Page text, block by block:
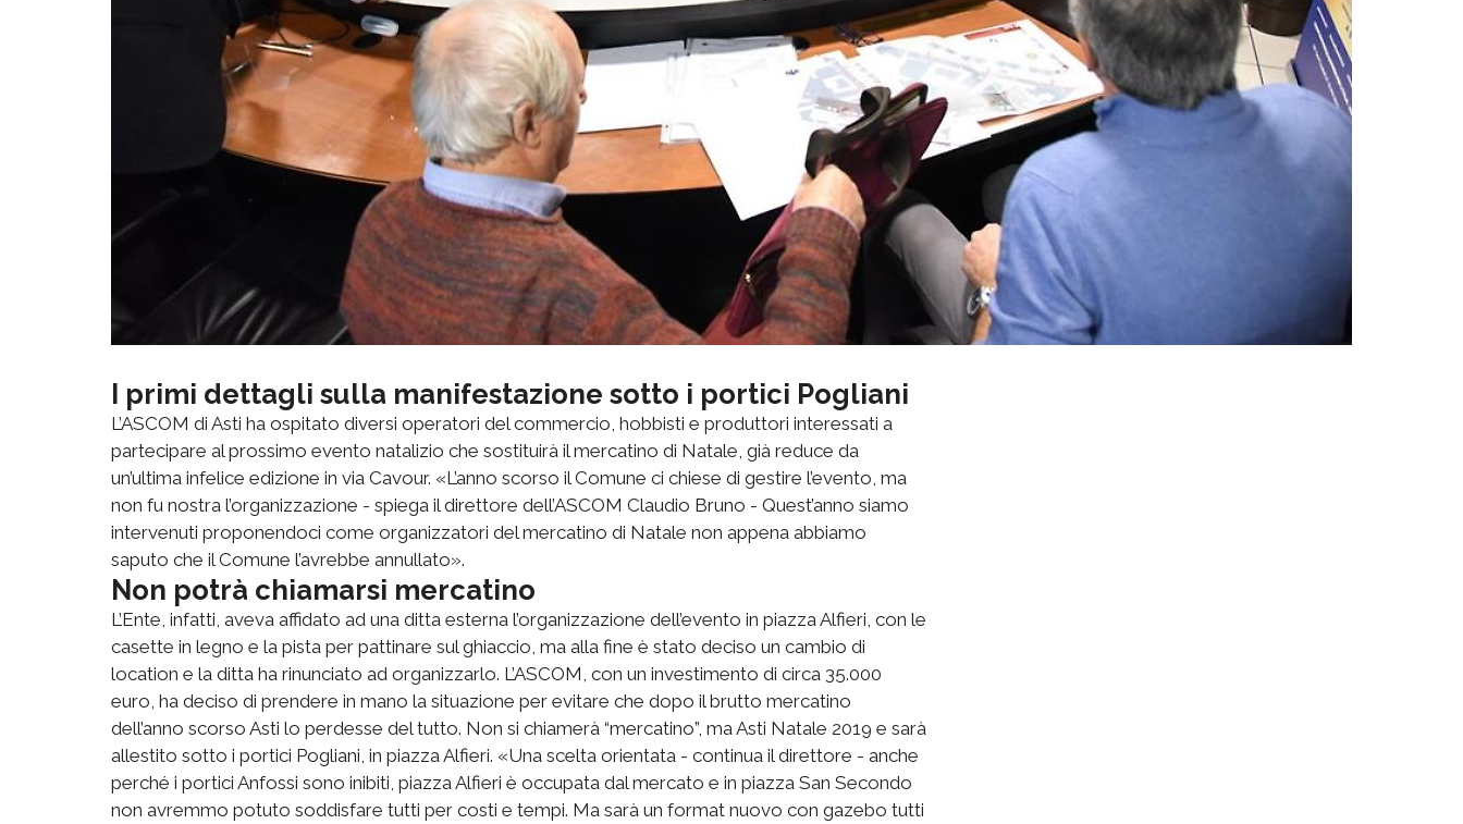
I primi dettagli sulla manifestazione sotto i portici Pogliani
L’ASCOM di Asti ha ospitato diversi operatori del commercio, hobbisti e produttori interessati a
partecipare al prossimo evento natalizio che sostituirà il mercatino di Natale, già reduce da
un’ultima infelice edizione in via Cavour. «L’anno scorso il Comune ci chiese di gestire l’evento, ma
non fu nostra l’organizzazione - spiega il direttore dell’ASCOM Claudio Bruno - Quest’anno siamo
intervenuti proponendoci come organizzatori del mercatino di Natale non appena abbiamo
saputo che il Comune l’avrebbe annullato».
Non potrà chiamarsi mercatino
L’Ente, infatti, aveva affidato ad una ditta esterna l’organizzazione dell’evento in piazza Alfieri, con le
casette in legno e la pista per pattinare sul ghiaccio, ma alla fine è stato deciso un cambio di
location e la ditta ha rinunciato ad organizzarlo. L’ASCOM, con un investimento di circa 35.000
euro, ha deciso di prendere in mano la situazione per evitare che dopo il brutto mercatino
dell’anno scorso Asti lo perdesse del tutto. Non si chiamerà “mercatino”, ma Asti Natale 2019 e sarà
allestito sotto i portici Pogliani, in piazza Alfieri. «Una scelta orientata - continua il direttore - anche
perché i portici Anfossi sono inibiti, piazza Alfieri è occupata dal mercato e in piazza San Secondo
non avremmo potuto soddisfare tutti per costi e tempi. Ma sarà un format nuovo con gazebo tutti